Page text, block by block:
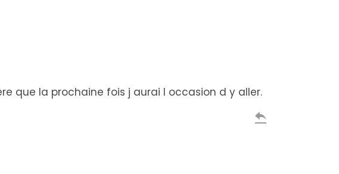
que la prochaine fois j aurai l occasion d y aller.
